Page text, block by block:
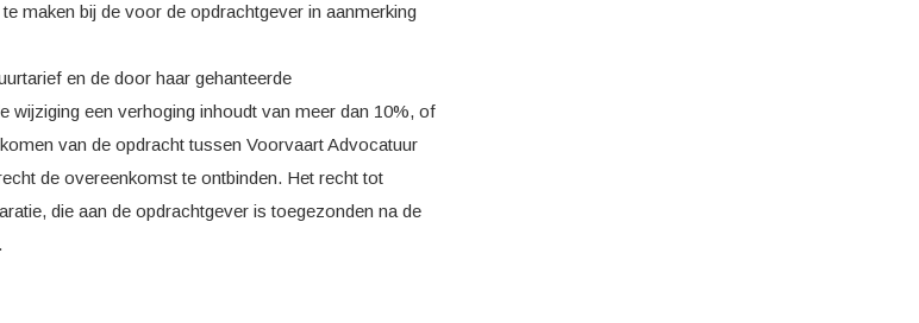
maken bij de voor de opdrachtgever in aanmerking
en de door haar gehanteerde
wijziging een verhoging inhoudt van meer dan 10%, of
van de opdracht tussen Voorvaart Advocatuur
de overeenkomst te ontbinden. Het recht tot
die aan de opdrachtgever is toegezonden na de